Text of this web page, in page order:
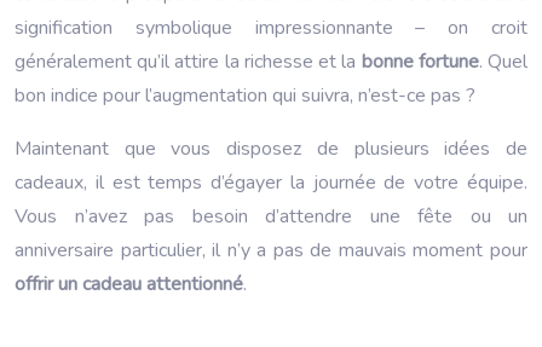
signification symbolique impressionnante – on croit
généralement qu’il attire la richesse et la bonne fortune. Quel
bon indice pour l’augmentation qui suivra, n’est-ce pas ?
Maintenant que vous disposez de plusieurs idées de
cadeaux, il est temps d’égayer la journée de votre équipe.
Vous n’avez pas besoin d’attendre une fête ou un
anniversaire particulier, il n’y a pas de mauvais moment pour
offrir un cadeau attentionné.